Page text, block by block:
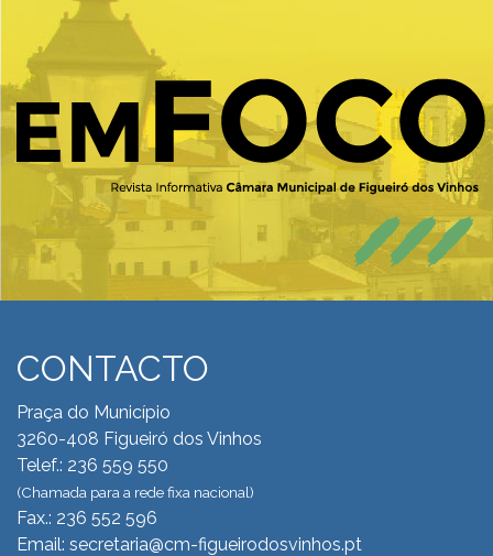
CONTACTO
Praça do Município
3260-408 Figueiró dos Vinhos
Telef.: 236 559 550
(Chamada para a rede fixa nacional)
Fax.: 236 552 596
Email: secretaria@cm-figueirodosvinhos.pt